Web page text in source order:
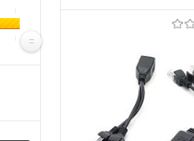
кабелю
Купить в 1
К
В избранное